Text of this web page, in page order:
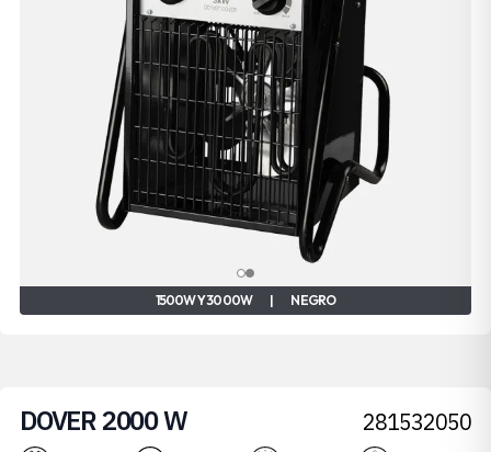
1500W Y 3000W | NEGRO
DOVER 2000 W 281532050